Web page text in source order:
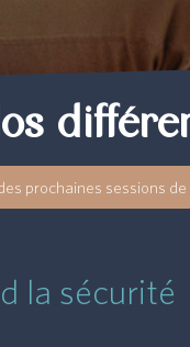
prochaines sessions
la sécurité